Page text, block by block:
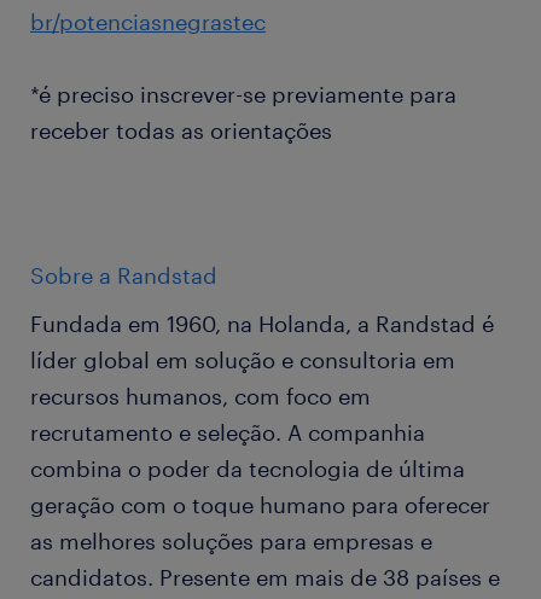
br/potenciasnegrastec
*é preciso inscrever-se previamente para
receber todas as orientações
Sobre a Randstad
Fundada em 1960, na Holanda, a Randstad é
líder global em solução e consultoria em
recursos humanos, com foco em
recrutamento e seleção. A companhia
combina o poder da tecnologia de última
geração com o toque humano para oferecer
as melhores soluções para empresas e
candidatos. Presente em mais de 38 países e